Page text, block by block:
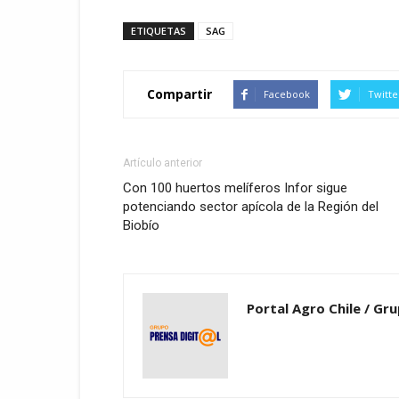
ETIQUETAS SAG
Compartir Facebook
Artículo anterior
Con 100 huertos melíferos Infor sigue
potenciando sector apícola de la Región del
Biobío
Portal Agro Chile /